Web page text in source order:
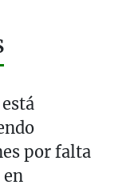
por falta
en